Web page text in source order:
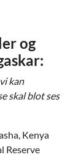
og
kan
skal blot ses
Kenya
Reserve